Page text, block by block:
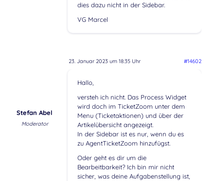
dies dazu nicht in der Sidebar.
VG Marcel
23. Januar 2023 um 18:35 Uhr #14602
Stefan Abel
Moderator
Hallo,
versteh ich nicht. Das Process Widget
wird doch im TicketZoom unter dem
Menu (Ticketaktionen) und über der
Artikelübersicht angezeigt.
In der Sidebar ist es nur, wenn du es
zu AgentTicketZoom hinzufügst.
Oder geht es dir um die
Bearbeitbarkeit? Ich bin mir nicht
sicher, was deine Aufgabenstellung ist,